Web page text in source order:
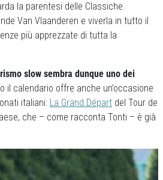
la parentesi delle Classiche.
Van Vlaanderen e viverla in tutto il
più apprezzate di tutta la
slow sembra dunque uno dei
il calendario offre anche un’occasione
italiani: La Grand Départ del Tour de
che – come racconta Tonti – è già